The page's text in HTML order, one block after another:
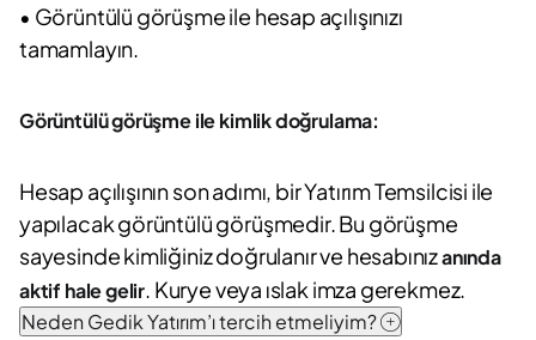
• Görüntülü görüşme ile hesap açılışınızı
tamamlayın.
Görüntülü görüşme ile kimlik doğrulama:
Hesap açılışının son adımı, bir Yatırım Temsilcisi ile
yapılacak görüntülü görüşmedir. Bu görüşme
sayesinde kimliğiniz doğrulanır ve hesabınızanında
aktif hale gelir. Kurye veya ıslak imza gerekmez.
Neden Gedik Yatırım’ı tercih etmeliyim?